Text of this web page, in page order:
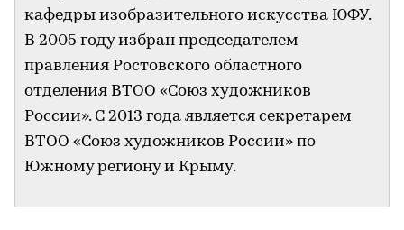
кафедры изобразительного искусства ЮФУ.
В 2005 году избран председателем
правления Ростовского областного
отделения ВТОО «Союз художников
России». С 2013 года является секретарем
ВТОО «Союз художников России» по
Южному региону и Крыму.